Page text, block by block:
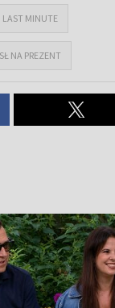
LAST MINUTE
NA PREZENT